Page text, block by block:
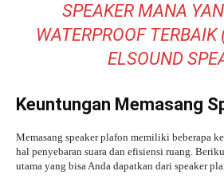
SPEAKER MANA
WATERPROOF
ELSOUND
Keuntungan Memasang
Memasang speaker plafon memiliki beberapa
hal penyebaran suara dan efisiensi ruang.
utama yang bisa Anda dapatkan dari speaker